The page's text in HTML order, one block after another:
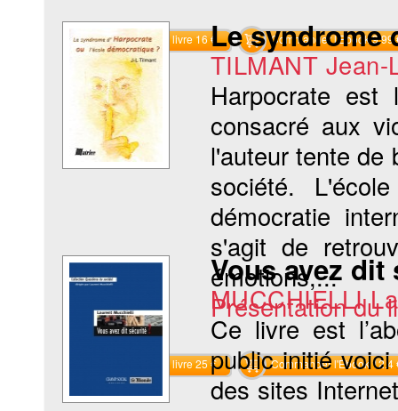
Commander le livre 16 € Commander l'Ebook 9.99
Le syndrome
TILMANT Jean-
Harpocrate
consacré aux
l'auteur tente de
société.
démocratie
s'agit de
émotions,...
Présentation du
Commander le livre 25 € Commander l'Ebook 12.4
Vous avez dit
MUCCHIELLI
Ce livre est
public initié voici
des sites